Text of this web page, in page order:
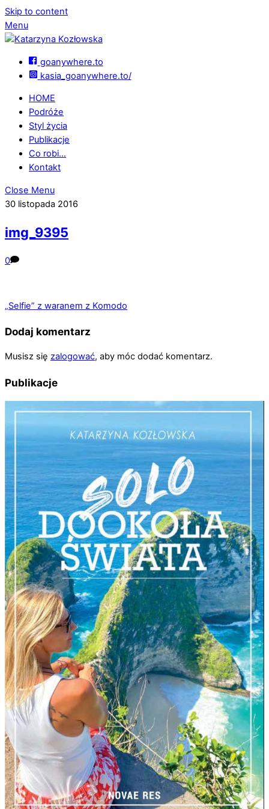
Skip to content
Menu
goanywhere.to
kasia_goanywhere.to/
HOME
Podróże
Styl życia
Publikacje
Co robi…
Kontakt
Close Menu
30 listopada 2016
img_9395
0
„Selfie” z waranem z Komodo
Dodaj komentarz
Musisz się zalogować, aby móc dodać komentarz.
Publikacje